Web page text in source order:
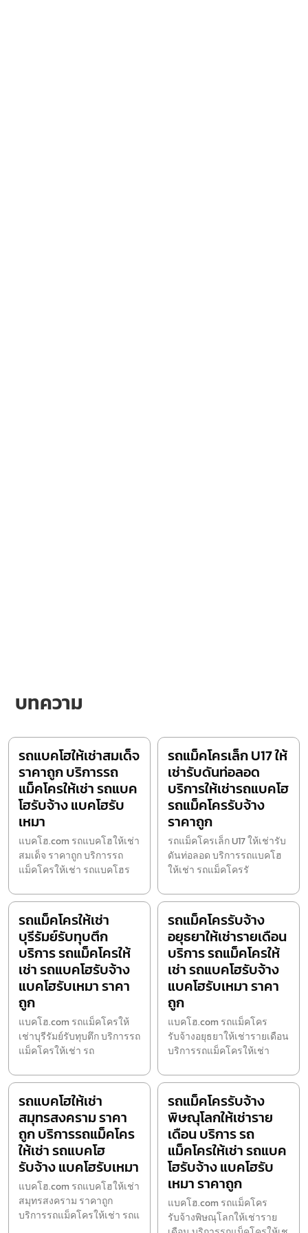
บทความ
รถแบคโฮให้เช่าสมเด็จ
ราคาถูก บริการรถ
แม็คโครให้เช่า รถแบค
โฮรับจ้าง แบคโฮรับ
เหมา
แบคโฮ.com รถแบคโฮให้เช่า
สมเด็จ ราคาถูก บริการรถ
แม็คโครให้เช่า รถแบคโฮร
รถแม็คโครเล็ก U17 ให้
เช่ารับดันท่อลอด
บริการให้เช่ารถแบคโฮ
รถแม็คโครรับจ้าง
ราคาถูก
รถแม็คโครเล็ก U17 ให้เช่ารับ
ดันท่อลอด บริการรถแบคโฮ
ให้เช่า รถแม็คโครรั
รถแม็คโครให้เช่า
บุรีรัมย์รับทุบตึก
บริการ รถแม็คโครให้
เช่า รถแบคโฮรับจ้าง
แบคโฮรับเหมา ราคา
ถูก
แบคโฮ.com รถแม็คโครให้
เช่าบุรีรัมย์รับทุบตึก บริการรถ
แม็คโครให้เช่า รถ
รถแม็คโครรับจ้าง
อยุธยาให้เช่ารายเดือน
บริการ รถแม็คโครให้
เช่า รถแบคโฮรับจ้าง
แบคโฮรับเหมา ราคา
ถูก
แบคโฮ.com รถแม็คโคร
รับจ้างอยุธยาให้เช่ารายเดือน
บริการรถแม็คโครให้เช่า
รถแบคโฮให้เช่า
สมุทรสงคราม ราคา
ถูก บริการรถแม็คโคร
ให้เช่า รถแบคโฮ
รับจ้าง แบคโฮรับเหมา
แบคโฮ.com รถแบคโฮให้เช่า
สมุทรสงคราม ราคาถูก
บริการรถแม็คโครให้เช่า รถแ
รถแม็คโครรับจ้าง
พิษณุโลกให้เช่าราย
เดือน บริการ รถ
แม็คโครให้เช่า รถแบค
โฮรับจ้าง แบคโฮรับ
เหมา ราคาถูก
แบคโฮ.com รถแม็คโคร
รับจ้างพิษณุโลกให้เช่าราย